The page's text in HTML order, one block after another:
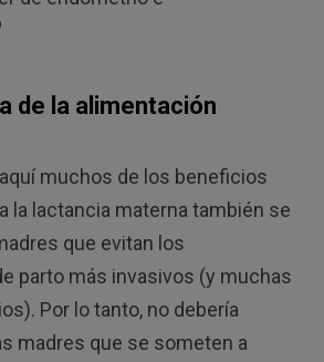
de la alimentación
muchos de los beneficios
la lactancia materna también se
que evitan los
parto más invasivos (y muchas
Por lo tanto, no debería
madres que se someten a